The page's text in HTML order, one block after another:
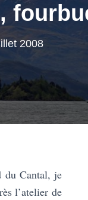
2008
du Cantal, je
l’atelier de